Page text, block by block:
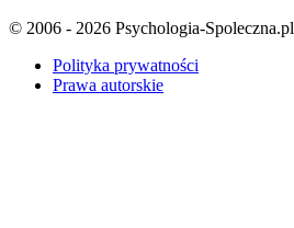
© 2006 - 2026 Psychologia-Spoleczna.pl
Polityka prywatności
Prawa autorskie